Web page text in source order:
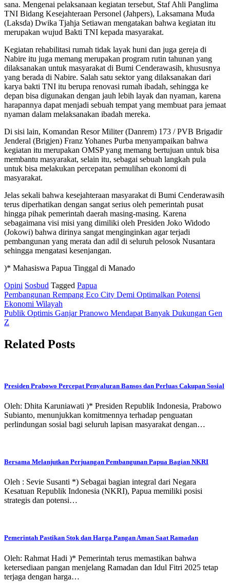
sana. Mengenai pelaksanaan kegiatan tersebut, Staf Ahli Panglima
TNI Bidang Kesejahteraan Personel (Jahpers), Laksamana Muda
(Laksda) Dwika Tjahja Setiawan mengatakan bahwa kegiatan itu
merupakan wujud Bakti TNI kepada masyarakat.
Kegiatan rehabilitasi rumah tidak layak huni dan juga gereja di
Nabire itu juga memang merupakan program rutin tahunan yang
dilaksanakan untuk masyarakat di Bumi Cenderawasih, khususnya
yang berada di Nabire. Salah satu sektor yang dilaksanakan dari
karya bakti TNI itu berupa renovasi rumah ibadah, sehingga ke
depan bisa digunakan dengan jauh lebih layak dan nyaman, karena
harapannya dapat menjadi sebuah tempat yang membuat para jemaat
nyaman dalam melaksanakan ibadah mereka.
Di sisi lain, Komandan Resor Militer (Danrem) 173 / PVB Brigadir
Jenderal (Brigjen) Franz Yohanes Purba menyampaikan bahwa
kegiatan itu merupakan OMSP yang memang bertujuan untuk bisa
membantu masyarakat, selain itu, sebagai sebuah langkah pula
untuk bisa melakukan percepatan pemulihan ekonomi di
masyarakat.
Jelas sekali bahwa kesejahteraan masyarakat di Bumi Cenderawasih
terus diperhatikan dengan sangat serius oleh pemerintah pusat
hingga pihak pemerintah daerah masing-masing. Karena
sebagaimana visi misi yang dimiliki oleh Presiden Joko Widodo
(Jokowi) bahwa dirinya sangat menginginkan agar terjadi
pembangunan yang merata dan adil di seluruh pelosok Nusantara
sehingga mengatasi kesenjangan.
)* Mahasiswa Papua Tinggal di Manado
Opini Sosbud Tagged Papua
Post
navigation
Pembangunan Rempang Eco City Demi Optimalkan Potensi
Ekonomi Wilayah
Publik Optimis Ganjar Pranowo Mendapat Banyak Dukungan Gen
Z
Related Posts
Presiden Prabowo Percepat Penyaluran Bansos dan Perluas Cakupan Sosial
Oleh: Dhita Karuniawati )* Presiden Republik Indonesia, Prabowo
Subianto, menunjukkan komitmennya terhadap penguatan
perlindungan sosial bagi seluruh lapisan masyarakat dengan…
Bersama Melanjutkan Perjuangan Pembangunan Papua Bagian NKRI
Oleh : Sevie Susanti *) Sebagai bagian integral dari Negara
Kesatuan Republik Indonesia (NKRI), Papua memiliki posisi
strategis dan potensi…
Pemerintah Pastikan Stok dan Harga Pangan Aman Saat Ramadan
Oleh: Rahmat Hadi )* Pemerintah terus memastikan bahwa
ketersediaan pangan menjelang Ramadan dan Idul Fitri 2025 tetap
terjaga dengan harga…